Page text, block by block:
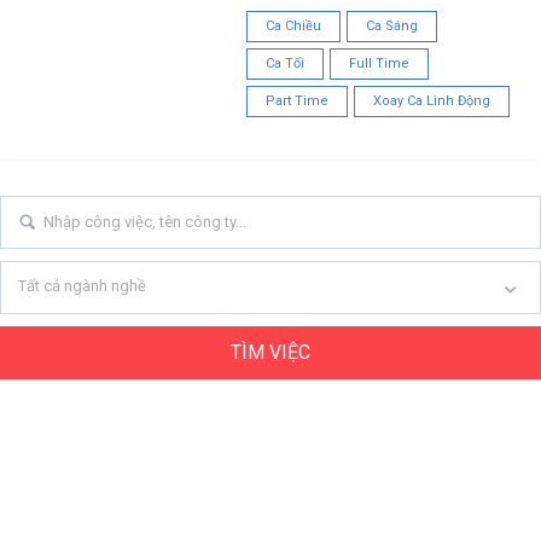
Ca Chiều Ca Sáng
Ca Tối Full Time
Part Time Xoay Ca Linh Động
Tất cả ngành nghề